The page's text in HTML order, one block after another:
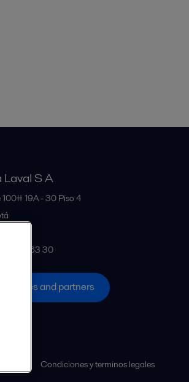
Laval S A
100# 19A - 30 Piso 4
601 291 63 30
All offices and partners
Condiciones y terminos legales